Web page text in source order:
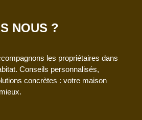
NOUS ?
les propriétaires dans
Conseils personnalisés,
concrètes : votre maison